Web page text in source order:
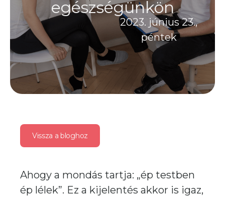
2023. június 23.,
péntek
egészségünkön
Vissza a bloghoz
Ahogy a mondás tartja: „ép testben
ép lélek”. Ez a kijelentés akkor is igaz,